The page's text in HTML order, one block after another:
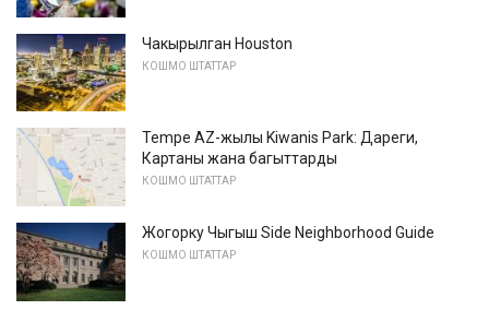
Чакырылган Houston
КОШМО ШТАТТАР
Tempe AZ-жылы Kiwanis Park: Дареги,
Картаны жана багыттарды
КОШМО ШТАТТАР
Жогорку Чыгыш Side Neighborhood Guide
КОШМО ШТАТТАР